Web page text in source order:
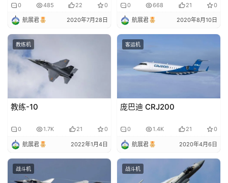
0 485 22 0
航展君 2020年7月28日
0 668 21 0
航展君 2020年8月10日
教练机
教练-10
0 1.7K 21 0
航展君 2022年1月4日
客运机
庞巴迪 CRJ200
0 1.4K 21 0
航展君 2020年4月6日
战斗机 战斗机